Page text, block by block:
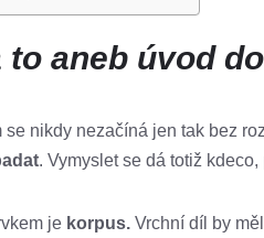
to aneb úvod
se nikdy nezačíná jen tak bez
. Vymyslet se dá totiž
je korpus. Vrchní díl by